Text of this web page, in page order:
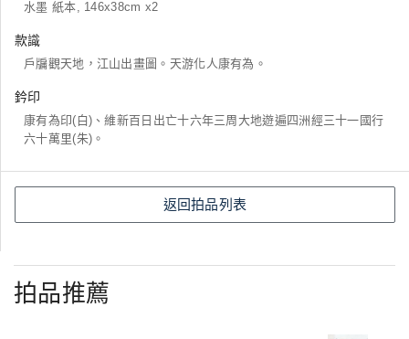
水墨 紙本, 146x38cm x2
款識
戶牖觀天地，江山出畫圖。天游化人康有為。
鈐印
康有為印(白)、維新百日出亡十六年三周大地遊遍四洲經三十一國行
六十萬里(朱)。
返回拍品列表
拍品推薦